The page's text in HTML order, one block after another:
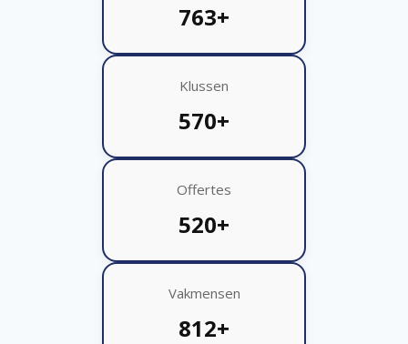
763+
Klussen
570+
Offertes
520+
Vakmensen
812+